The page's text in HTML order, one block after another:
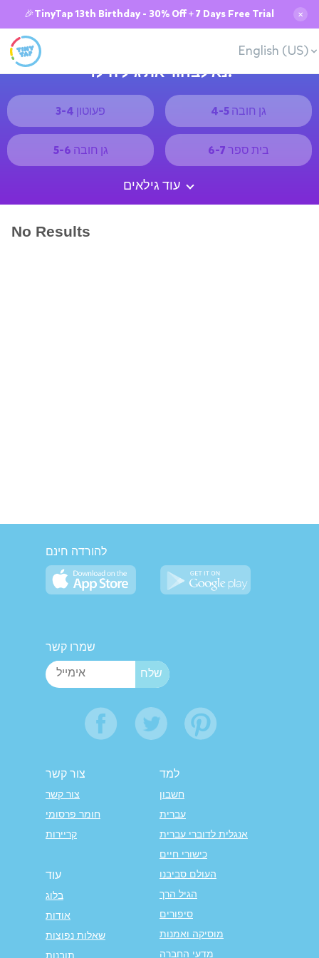
🎉TinyTap 13th Birthday - 30% Off + 7 Days Free Trial ✕
English (US)
נא לבחור את גיל הילד:
פעוטון 3-4 גן חובה 4-5
גן חובה 5-6 בית ספר 6-7
עוד גילאים
No Results
להורדה חינם
שמרו קשר
צור קשר
צור קשר
חומר פרסומי
קריירות
למד
חשבון
עברית
אנגלית לדוברי עברית
כישורי חיים
העולם סביבנו
הגיל הרך
סיפורים
מוסיקה ואמנות
מדעי החברה
עוד
בלוג
אודות
שאלות נפוצות
תובנות